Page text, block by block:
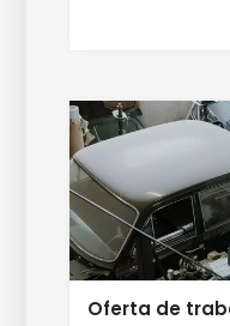
Oferta de